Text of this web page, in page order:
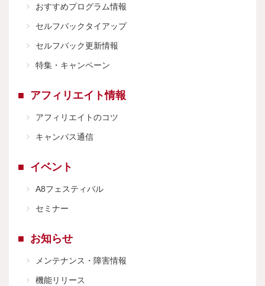
おすすめプログラム情報
セルフバックタイアップ
セルフバック更新情報
特集・キャンペーン
アフィリエイト情報
アフィリエイトのコツ
キャンパス通信
イベント
A8フェスティバル
セミナー
お知らせ
メンテナンス・障害情報
機能リリース